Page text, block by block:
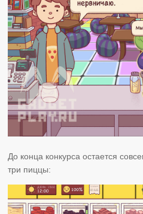
До конца конкурса остается
три пиццы: